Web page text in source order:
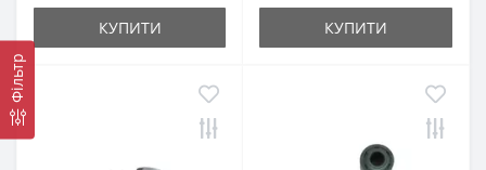
Фільтр
КУПИТИ КУПИТИ